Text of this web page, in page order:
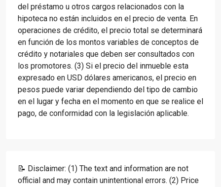
del préstamo u otros cargos relacionados con la
hipoteca no están incluidos en el precio de venta. En
operaciones de crédito, el precio total se determinará
en función de los montos variables de conceptos de
crédito y notariales que deben ser consultados con
los promotores. (3) Si el precio del inmueble esta
expresado en USD dólares americanos, el precio en
pesos puede variar dependiendo del tipo de cambio
en el lugar y fecha en el momento en que se realice el
pago, de conformidad con la legislación aplicable.
📝 Disclaimer: (1) The text and information are not
official and may contain unintentional errors. (2) Price